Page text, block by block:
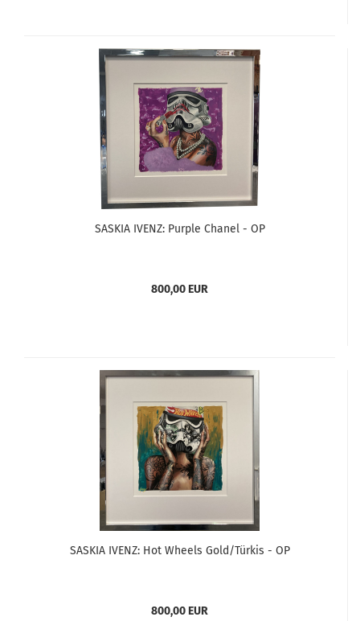
SASKIA IVENZ: Purple Chanel - OP
800,00 EUR
SASKIA IVENZ: Hot Wheels Gold/Türkis - OP
800,00 EUR